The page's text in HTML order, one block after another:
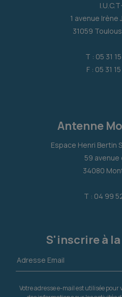
1 avenue Irène
31059
T : 05 31
F : 05 31
Antenne
Espace Henri Bertin
59 avenue
34080
T : 04 99
S'inscrire à
Votre adresse e-mail est utilisée